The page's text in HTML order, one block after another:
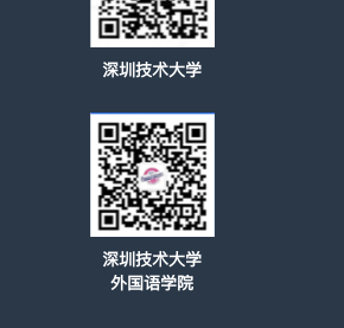
深圳技术大学
深圳技术大学
外国语学院